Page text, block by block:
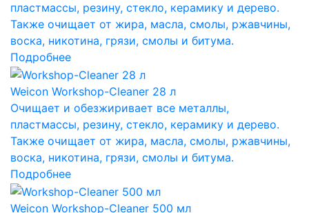
пластмассы, резину, стекло, керамику и дерево.
Также очищает от жира, масла, смолы, ржавчины,
воска, никотина, грязи, смолы и битума.
Подробнее
Weicon Workshop-Cleaner 28 л
Очищает и обезжиривает все металлы,
пластмассы, резину, стекло, керамику и дерево.
Также очищает от жира, масла, смолы, ржавчины,
воска, никотина, грязи, смолы и битума.
Подробнее
Weicon Workshop-Cleaner 500 мл